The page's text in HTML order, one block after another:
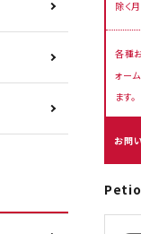
除く
各種
ォー
ます。
お問